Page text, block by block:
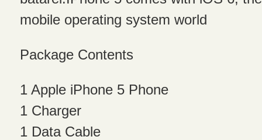
mobile operating system world
Package Contents
1 Apple iPhone 5 Phone
1 Charger
1 Data Cable